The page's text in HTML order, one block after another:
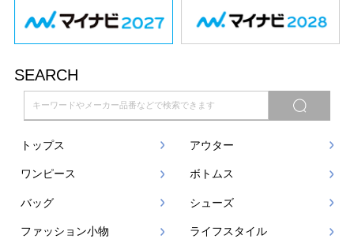
SEARCH
トップス アウター
ワンピース ボトムス
バッグ シューズ
ファッション小物 ライフスタイル